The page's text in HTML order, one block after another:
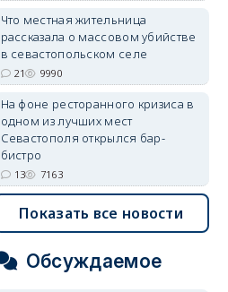
Что местная жительница
рассказала о массовом убийстве
в севастопольском селе
21 9990
На фоне ресторанного кризиса в
одном из лучших мест
Севастополя открылся бар-
бистро
13 7163
Показать все новости
Обсуждаемое